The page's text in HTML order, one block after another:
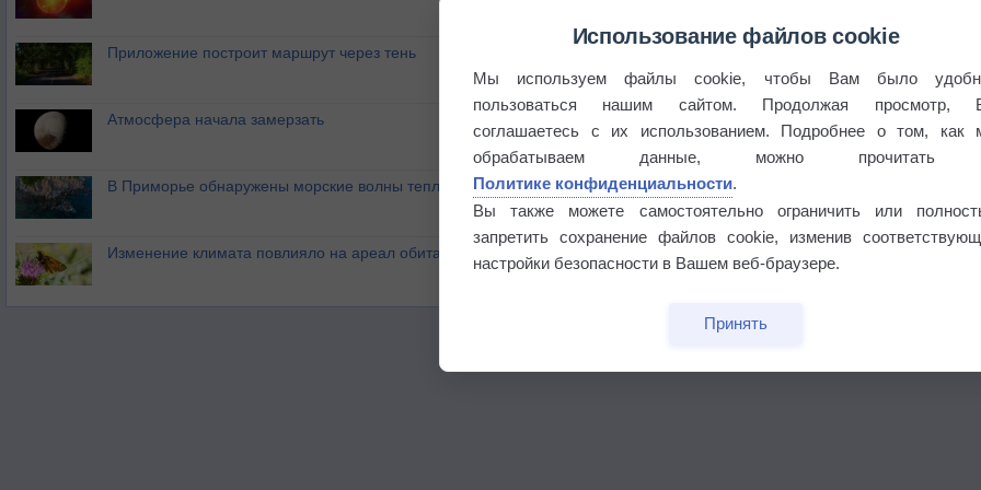
Приложение построит маршрут через тень
Атмосфера начала замерзать
В Приморье обнаружены морские волны тепла
Изменение климата повлияло на ареал обитания бабочек
Использование файлов cookie
Мы используем файлы cookie, чтобы Вам было
пользоваться нашим сайтом. Продолжая просмотр,
соглашаетесь с их использованием. Подробнее о том, как
обрабатываем данные, можно прочитать
Политике конфиденциальности.
Вы также можете самостоятельно ограничить или
запретить сохранение файлов cookie, изменив
настройки безопасности в Вашем веб-браузере.
Принять